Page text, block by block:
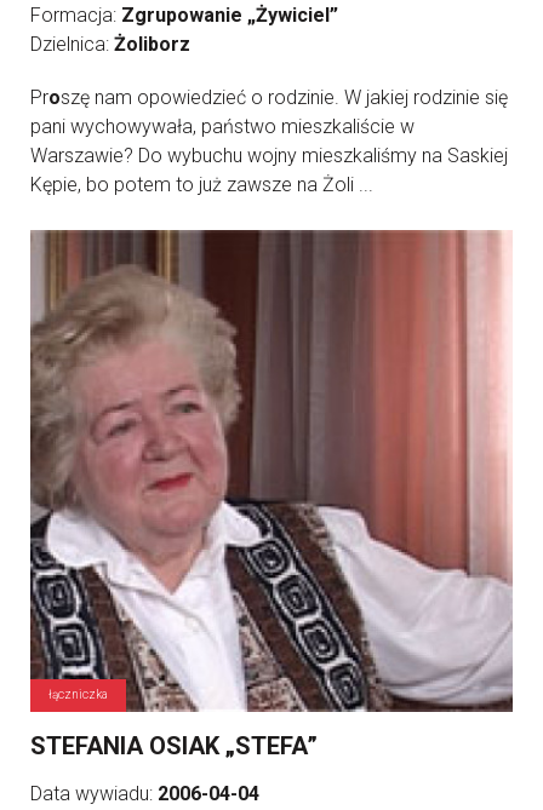
Formacja: Zgrupowanie „Żywiciel”
Dzielnica: Żoliborz
Proszę nam opowiedzieć o rodzinie. W jakiej rodzinie się
pani wychowywała, państwo mieszkaliście w
Warszawie? Do wybuchu wojny mieszkaliśmy na Saskiej
Kępie, bo potem to już zawsze na Żoli ...
łączniczka
STEFANIA OSIAK „STEFA”
Data wywiadu: 2006-04-04